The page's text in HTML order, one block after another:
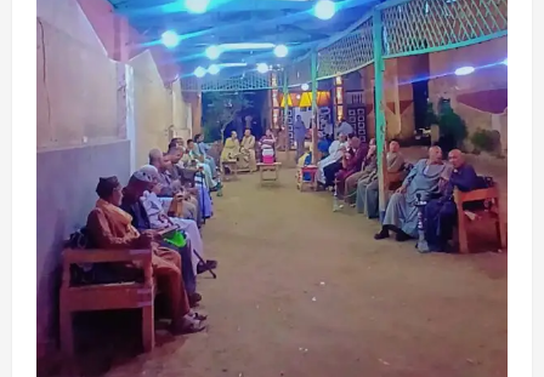
4
محافظات
محافظ الدقهلية يستقبل مساعدي وزير العدل
في مستهل زيارة لافتتاح مكتب توثيق
بـ”صهرجت الصغرى” بأجا
Eman Sherif
أغسطس 6, 2026 0
محافظات
محافظ الغربية يتابع نتائج الحملات التموينية
ويؤكد استمرار الرقابة اليومية على المخابز
Eman Sherif
أغسطس 6, 2026 0